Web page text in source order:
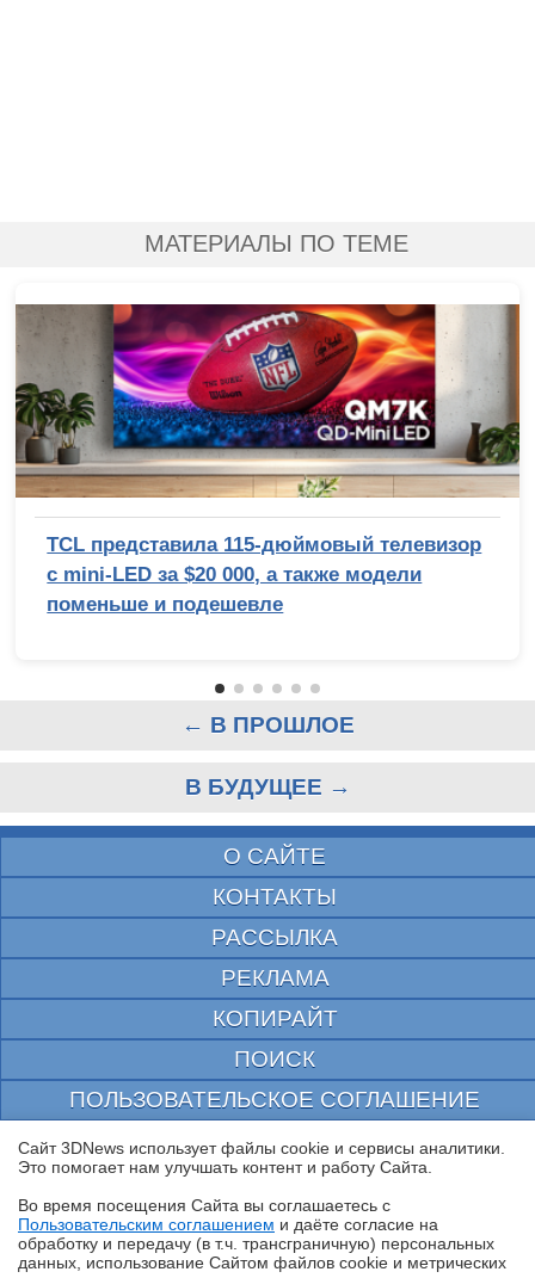
МАТЕРИАЛЫ ПО ТЕМЕ
TCL представила 115-дюймовый телевизор
с mini-LED за $20 000, а также модели
поменьше и подешевле
← В ПРОШЛОЕ
В БУДУЩЕЕ →
О САЙТЕ
КОНТАКТЫ
РАССЫЛКА
РЕКЛАМА
КОПИРАЙТ
ПОИСК
ПОЛЬЗОВАТЕЛЬСКОЕ СОГЛАШЕНИЕ
ЗАЩИЩЕНО CURATOR
© 1997—2026 Электронное периодическое издание "3ДНьюс" | Свидетельство о
выдано Федеральной Службой по надзору за соблюдением законодательства в сфере
массовых коммуникаций и охране культурного наследия
При цитировании документа ссылка на сайт с указанием автора обязательна. Полное
заимствование документа является нарушением
Сайт 3DNews использует файлы cookie и сервисы аналитики.
Это помогает нам улучшать контент и работу Cайта.
Во время посещения Cайта вы соглашаетесь с
Пользовательским соглашением и даёте согласие на
обработку и передачу (в т.ч. трансграничную) персональных
данных, использование Cайтом файлов cookie и метрических